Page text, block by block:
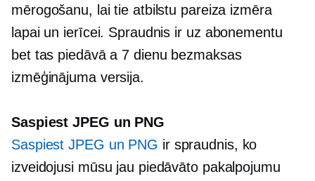
mērogošanu, lai tie atbilstu pareiza izmēra
lapai un ierīcei. Spraudnis ir uz abonementu
bet tas piedāvā a 7 dienu bezmaksas
izmēģinājuma versija.
Saspiest JPEG un PNG
Saspiest JPEG un PNG ir spraudnis, ko
izveidojusi mūsu jau piedāvāto pakalpojumu